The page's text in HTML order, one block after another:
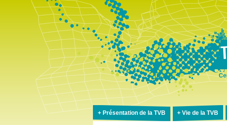
Présentation de la TVB Vie de la TVB